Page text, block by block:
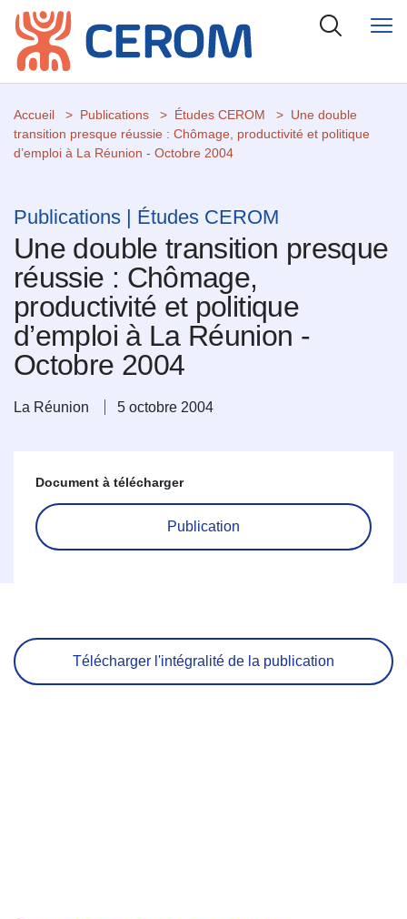
Accueil Publications Études CEROM
Une double
transition presque réussie : Chômage, productivité et politique
d’emploi à La Réunion - Octobre 2004
Publications | Études CEROM
Une double transition presque
réussie : Chômage,
productivité et politique
d’emploi à La Réunion -
Octobre 2004
La Réunion 5 octobre 2004
Document à télécharger
Publication
Télécharger l'intégralité de la publication